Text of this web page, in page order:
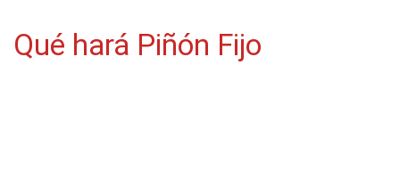
Qué hará Piñón Fijo